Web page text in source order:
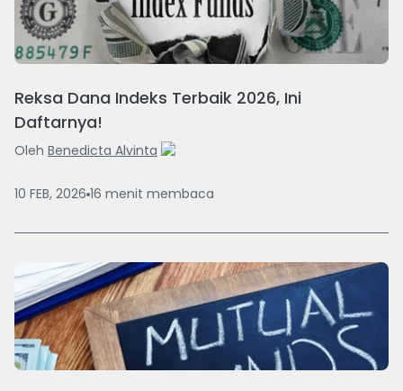
Reksa Dana Indeks Terbaik 2026, Ini
Daftarnya!
Oleh Benedicta Alvinta
10 FEB, 2026 16 menit membaca